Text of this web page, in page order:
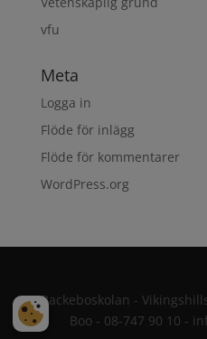
vfu
Meta
Logga in
Flöde för inlägg
Flöde för kommentarer
WordPress.org
Backeboskolan -
Boo - 08-747 90 10 -